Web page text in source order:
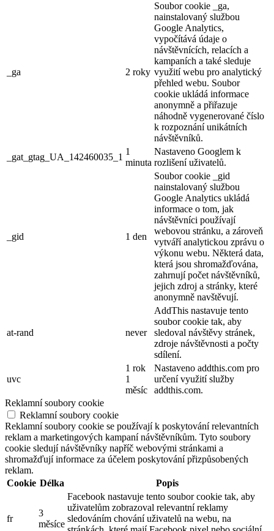
_ga 2 roky
Soubor cookie _ga,
nainstalovaný službou
Google Analytics,
vypočítává údaje o
návštěvnících, relacích a
kampaních a také sleduje
využití webu pro analytický
přehled webu. Soubor
cookie ukládá informace
anonymně a přiřazuje
náhodně vygenerované číslo
k rozpoznání unikátních
návštěvníků.
_gat_gtag_UA_142460035_1
1
minuta
Nastaveno Googlem k
rozlišení uživatelů.
_gid 1 den
Soubor cookie _gid
nainstalovaný službou
Google Analytics ukládá
informace o tom, jak
návštěvníci používají
webovou stránku, a zároveň
vytváří analytickou zprávu o
výkonu webu. Některá data,
která jsou shromažďována,
zahrnují počet návštěvníků,
jejich zdroj a stránky, které
anonymně navštěvují.
at-rand never
AddThis nastavuje tento
soubor cookie tak, aby
sledoval návštěvy stránek,
zdroje návštěvnosti a počty
sdílení.
uvc
1 rok
1
měsíc
Nastaveno addthis.com pro
určení využití služby
addthis.com.
Reklamní soubory cookie
Reklamní soubory cookie
Reklamní soubory cookie se používají k poskytování relevantních
reklam a marketingových kampaní návštěvníkům. Tyto soubory
cookie sledují návštěvníky napříč webovými stránkami a
shromažďují informace za účelem poskytování přizpůsobených
reklam.
Cookie Délka Popis
fr
3
měsíce
Facebook nastavuje tento soubor cookie tak, aby
uživatelům zobrazoval relevantní reklamy
sledováním chování uživatelů na webu, na